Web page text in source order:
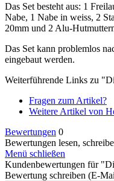
Das Set besteht aus: 1
Nabe, 1 Nabe in weiss, 2
20mm und 2 Alu-
Das Set kann problemlos
eingebaut werden.
Weiterführende Links zu
Fragen zum Artikel?
Weitere Artikel von
Bewertungen 0
Bewertungen lesen,
Menü schließen
Kundenbewertungen für
Bewertung schreiben (E-